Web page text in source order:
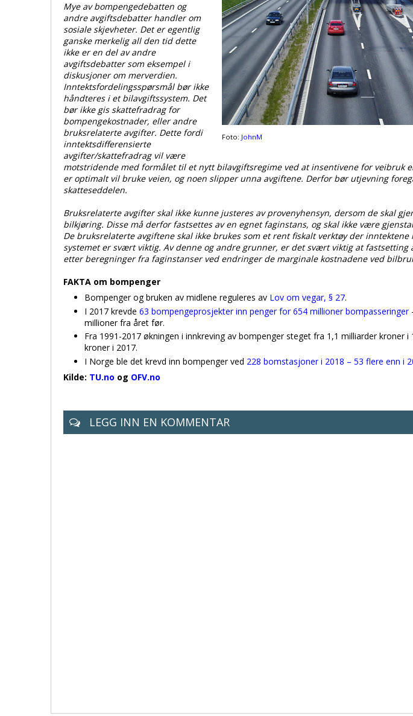
Foto: JohnM
Mye av bompengedebatten og
andre avgiftsdebatter handler om
sosiale skjevheter. Det er egentlig
ganske merkelig all den tid dette
ikke er en del av andre
avgiftsdebatter som eksempel i
diskusjoner om merverdien.
Inntektsfordelingsspørsmål bør ikke
håndteres i et bilavgiftssystem. Det
bør ikke gis skattefradrag for
bompengekostnader, eller andre
bruksrelaterte avgifter. Dette fordi
inntektsdifferensierte
avgifter/skattefradrag vil være
motstridende med formålet til et nytt bilavgiftsregime ved at insentivene for veibruk
er optimalt vil bruke veien, og noen slipper unna avgiftene. Derfor bør utjevning
skatteseddelen.
Bruksrelaterte avgifter skal ikke kunne justeres av provenyhensyn, dersom de skal
bilkjøring. Disse må derfor fastsettes av en egnet faginstans, og skal ikke være
De bruksrelaterte avgiftene skal ikke brukes som et rent fiskalt verktøy der
systemet er svært viktig. Av denne og andre grunner, er det svært viktig at fastsetting
etter beregninger fra faginstanser ved endringer de marginale kostnadene ved
FAKTA om bompenger
Bompenger og bruken av midlene reguleres av Lov om vegar, § 27.
I 2017 krevde 63 bompengeprosjekter inn penger for 654 millioner bompasseringer
millioner fra året før.
Fra 1991-2017 økningen i innkreving av bompenger steget fra 1,1 milliarder kroner i
kroner i 2017.
I Norge ble det krevd inn bompenger ved 228 bomstasjoner i 2018 – 53 flere enn i
Kilde: TU.no og OFV.no
LEGG INN EN KOMMENTAR